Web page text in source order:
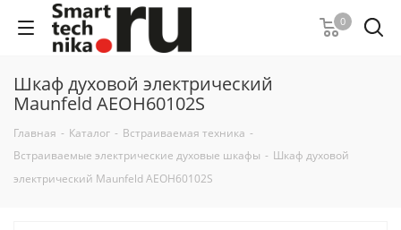
0
Шкаф духовой электрический
Maunfeld AEOH60102S
Главная - Каталог - Встраиваемая техника -
Встраиваемые электрические духовые шкафы - Шкаф духовой
электрический Maunfeld AEOH60102S